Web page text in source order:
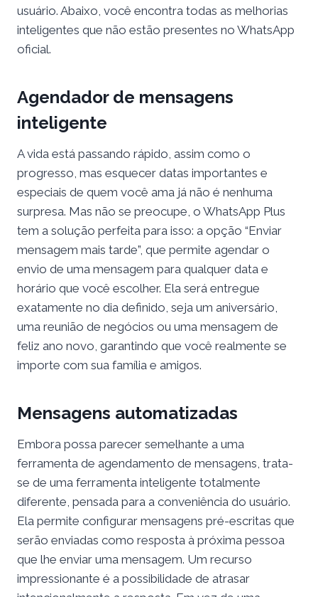
usuário. Abaixo, você encontra todas as melhorias
inteligentes que não estão presentes no WhatsApp
oficial.
Agendador de mensagens
inteligente
A vida está passando rápido, assim como o
progresso, mas esquecer datas importantes e
especiais de quem você ama já não é nenhuma
surpresa. Mas não se preocupe, o WhatsApp Plus
tem a solução perfeita para isso: a opção “Enviar
mensagem mais tarde”, que permite agendar o
envio de uma mensagem para qualquer data e
horário que você escolher. Ela será entregue
exatamente no dia definido, seja um aniversário,
uma reunião de negócios ou uma mensagem de
feliz ano novo, garantindo que você realmente se
importe com sua família e amigos.
Mensagens automatizadas
Embora possa parecer semelhante a uma
ferramenta de agendamento de mensagens, trata-
se de uma ferramenta inteligente totalmente
diferente, pensada para a conveniência do usuário.
Ela permite configurar mensagens pré-escritas que
serão enviadas como resposta à próxima pessoa
que lhe enviar uma mensagem. Um recurso
impressionante é a possibilidade de atrasar